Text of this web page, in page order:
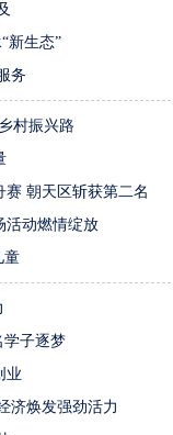
新生态”
务
村振兴路
赛 朝天区斩获第二名
活动燃情绽放
童
学子逐梦
业
济焕发强劲活力